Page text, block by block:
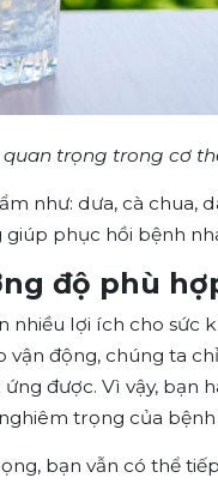
quan trọng trong cơ
như: dưa, cà chua,
phục hồi bệnh
độ phù
nhiều lợi ích cho sức
vận động, chúng ta
được. Vì vậy, bạn
trọng của
bạn vẫn có thể